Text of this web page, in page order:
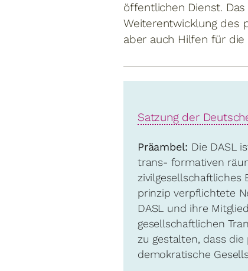
öffentlichen Dienst.
Weiterentwicklung des
aber auch Hilfen für die
Satzung der
Präambel: Die DASL
trans- formativen
zivilgesellschaftliches
prinzip verpflichtete
DASL und ihre
gesellschaftlichen
zu gestalten, dass
demokratische